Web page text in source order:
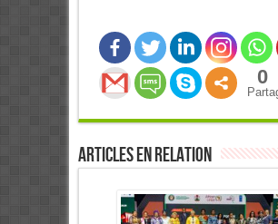
0
Articles en relation